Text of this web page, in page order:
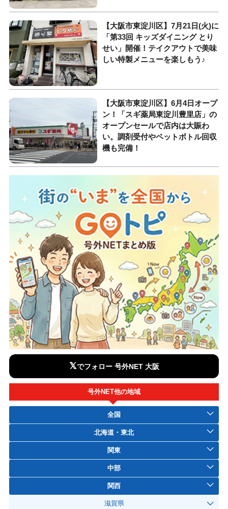
【大阪市東淀川区】7月21日(火)に
「第33回 キッズダイニング とり
せい」開催！テイクアウトで美味
しい特製メニューを楽しもう♪
【大阪市東淀川区】6月4日オープ
ン！「スギ薬局東淀川豊里店」の
オープンセールで店内は大賑わ
い。調剤受付やペットボトル回収
機も完備！
𝕏でフォロー 号外NET 大阪
号外NET他の地域
全国
北海道・東北
関東
中部
関西
滋賀県